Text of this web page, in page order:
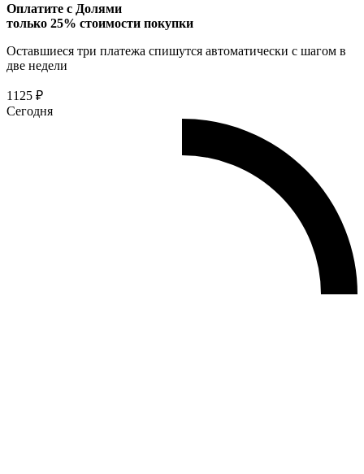
Оплатите с Долями
только 25% стоимости покупки
Оставшиеся три платежа спишутся автоматически с шагом в
две недели
1125 ₽
Сегодня